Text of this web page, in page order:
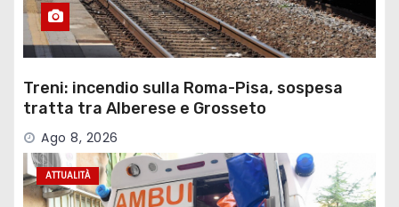
Treni: incendio sulla Roma-Pisa, sospesa
tratta tra Alberese e Grosseto
Ago 8, 2026
ATTUALITÀ